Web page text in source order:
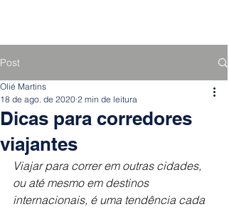
Post
Dicas para corredores
viajantes
Olié Martins
18 de ago. de 2020 2 min de leitura
Viajar para correr em outras cidades,
ou até mesmo em destinos
internacionais, é uma tendência cada